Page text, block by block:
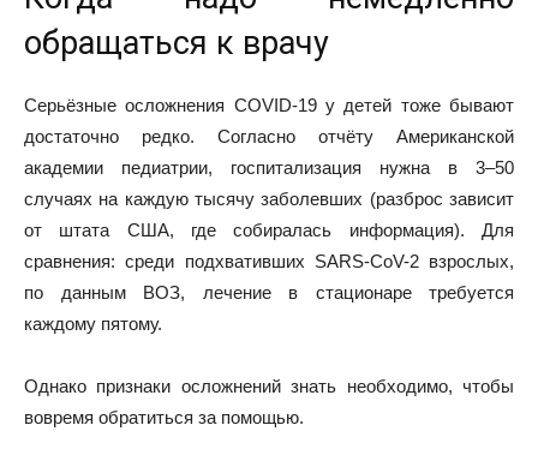
обращаться к врачу
Серьёзные осложнения COVID-19 у детей тоже бывают
достаточно редко. Согласно отчёту Американской
академии педиатрии, госпитализация нужна в 3–50
случаях на каждую тысячу заболевших (разброс зависит
от штата США, где собиралась информация). Для
сравнения: среди подхвативших SARS-CoV-2 взрослых,
по данным
ВОЗ, лечение в стационаре требуется
каждому пятому.
Однако признаки осложнений знать необходимо, чтобы
вовремя обратиться за помощью.